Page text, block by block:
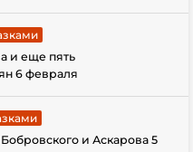
и еще пять
6 февраля
и Аскарова 5